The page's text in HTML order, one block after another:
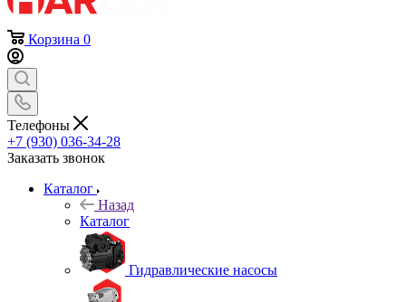
Корзина 0
Телефоны
+7 (930) 036-34-28
Заказать звонок
Каталог
Назад
Каталог
Гидравлические насосы